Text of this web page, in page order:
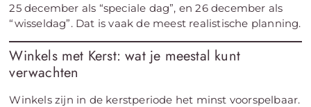
25 december als “speciale dag”, en 26 december als
“wisseldag”. Dat is vaak de meest realistische planning.
Winkels met Kerst: wat je meestal kunt
verwachten
Winkels zijn in de kerstperiode het minst voorspelbaar.